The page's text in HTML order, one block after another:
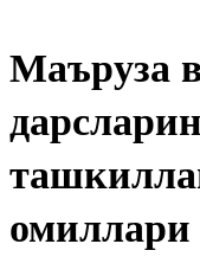
Маъруза
омиллари